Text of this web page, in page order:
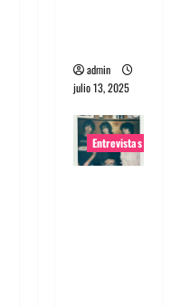
admin
julio 13, 2025
Entrevistas